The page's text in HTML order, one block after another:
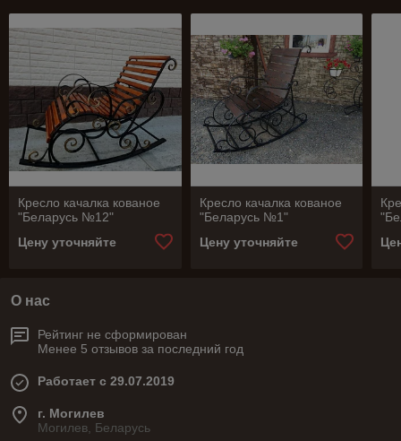
Кресло качалка кованое
"Беларусь №12"
Цену уточняйте
Кресло качалка кованое
"Беларусь №1"
Цену уточняйте
О нас
Рейтинг не сформирован
Менее 5 отзывов за последний год
Работает с 29.07.2019
г. Могилев
Могилев, Беларусь